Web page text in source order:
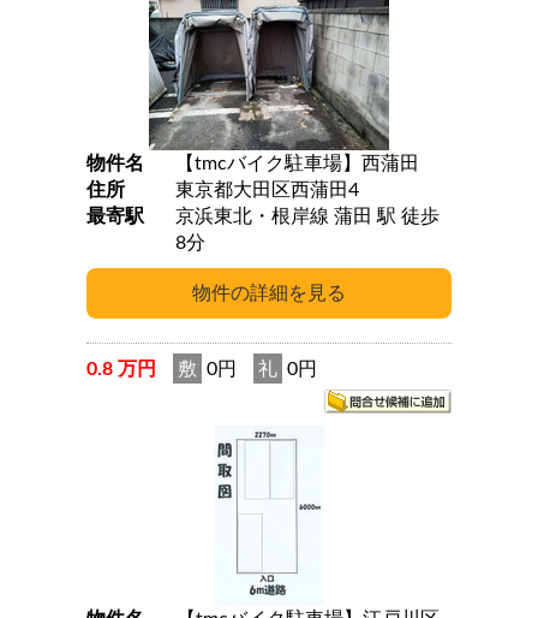
物件名
【tmcバイク駐車場】西蒲田
住所
東京都大田区西蒲田4
最寄駅
京浜東北・根岸線 蒲田 駅 徒歩
8分
0.8 万円 敷 0円 礼 0円